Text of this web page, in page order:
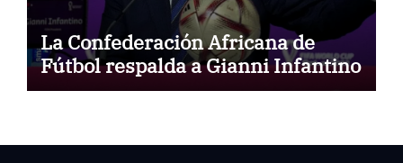
La Confederación Africana de
Fútbol respalda a Gianni Infantino